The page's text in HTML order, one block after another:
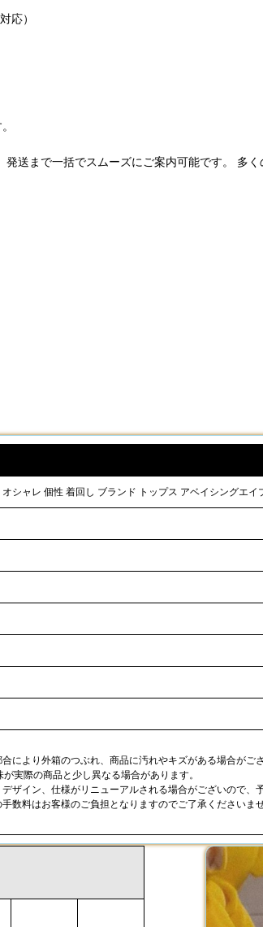
応）
送まで一括でスムーズにご案内可能です。 多
オシャレ 個性 着回し ブランド トップス アベイシングエ
により外箱のつぶれ、商品に汚れやキズがある場合がご
実際の商品と少し異なる場合があります。
ザイン、仕様がリニューアルされる場合がございので、
数料はお客様のご負担となりますのでご了承くださいませ